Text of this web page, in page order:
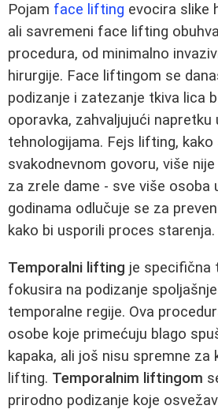
Pojam face lifting evocira slike
ali savremeni face lifting
procedura, od minimalno
hirurgije. Face liftingom se
podizanje i zatezanje tkiva lica
oporavka, zahvaljujući napretku
tehnologijama. Fejs lifting,
svakodnevnom govoru, više
za zrele dame - sve više osoba
godinama odlučuje se za
kako bi usporili proces starenja.
Temporalni lifting je specifična
fokusira na podizanje
temporalne regije. Ova
osobe koje primećuju blago
kapaka, ali još nisu spremne za
lifting. Temporalnim liftingom
prirodno podizanje koje